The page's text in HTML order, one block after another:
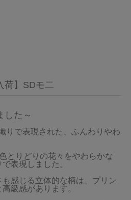
荷】SDモ二
した～
りで表現された、ふんわりやわ
とりどりの花々をやわらかな
表現しました。
感じる立体的な柄は、プリン
級感があります。